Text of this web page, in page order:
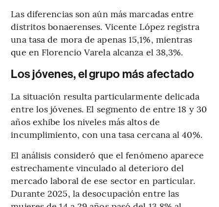
Las diferencias son aún más marcadas entre
distritos bonaerenses. Vicente López registra
una tasa de mora de apenas 15,1%, mientras
que en Florencio Varela alcanza el 38,3%.
Los jóvenes, el grupo más afectado
La situación resulta particularmente delicada
entre los jóvenes. El segmento de entre 18 y 30
años exhibe los niveles más altos de
incumplimiento, con una tasa cercana al 40%.
El análisis consideró que el fenómeno aparece
estrechamente vinculado al deterioro del
mercado laboral de ese sector en particular.
Durante 2025, la desocupación entre las